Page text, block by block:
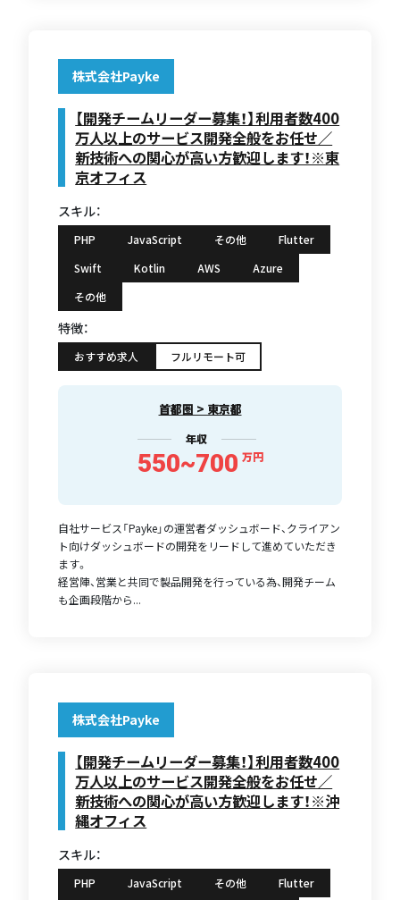
株式会社Payke
【開発チームリーダー募集！】利用者数400
万人以上のサービス開発全般をお任せ／
新技術への関心が高い方歓迎します！※東
京オフィス
スキル：
PHP JavaScript その他
Flutter
Swift
Kotlin AWS
Azure
その他
特徴：
おすすめ求人 フルリモート可
首都圏 > 東京都
年収
550~700 万円
自社サービス「Payke」の運営者ダッシュボード、クライアン
ト向けダッシュボードの開発をリードして進めていただき
ます。
経営陣、営業と共同で製品開発を行っている為、開発チーム
も企画段階から...
株式会社Payke
【開発チームリーダー募集！】利用者数400
万人以上のサービス開発全般をお任せ／
新技術への関心が高い方歓迎します！※沖
縄オフィス
スキル：
PHP JavaScript その他
Flutter